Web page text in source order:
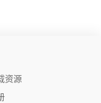
及其应用、经济增长
宏观经济政策。其
职高专财经商贸大类
自学教材。
资源